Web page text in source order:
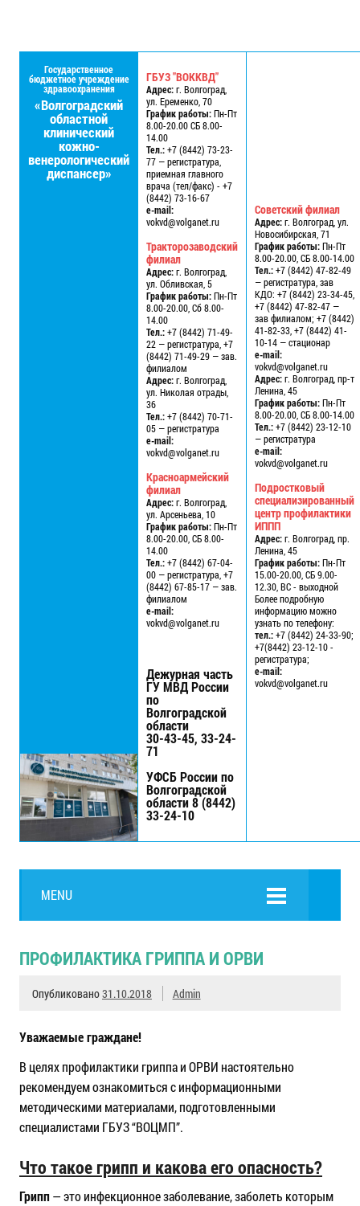
Государственное
бюджетное учреждение
здравоохранения
«Волгоградский
областной
клинический
кожно-
венерологический
диспансер»
ГБУЗ "ВОККВД"
Адрес:г. Волгоград,
ул. Еременко, 70
График работы:Пн-Пт
8.00-20.00 СБ 8.00-
14.00
Тел.:+7 (8442) 73-23-
77 — регистратура,
приемная главного
врача (тел/факс) - +7
(8442) 73-16-67
e-mail:
vokvd@volganet.ru
Тракторозаводский
филиал
Адрес:г. Волгоград,
ул. Обливская, 5
График работы:Пн-Пт
8.00-20.00, Сб 8.00-
14.00
Тел.:+7 (8442) 71-49-
22 — регистратура, +7
(8442) 71-49-29 — зав.
филиалом
Адрес:г. Волгоград,
ул. Николая отрады,
36
Тел.:+7 (8442) 70-71-
05 — регистратура
e-mail:
vokvd@volganet.ru
Красноармейский
филиал
Адрес:г. Волгоград,
ул. Арсеньева, 10
График работы:Пн-Пт
8.00-20.00, СБ 8.00-
14.00
Тел.:+7 (8442) 67-04-
00 — регистратура, +7
(8442) 67-85-17 — зав.
филиалом
e-mail:
vokvd@volganet.ru
Дежурная часть
ГУ МВД России
по
Волгоградской
области
30-43-45, 33-24-
71
УФСБ России по
Волгоградской
области 8 (8442)
33-24-10
Советский филиал
Адрес:г. Волгоград, ул.
Новосибирская, 71
График работы:Пн-Пт
8.00-20.00, СБ 8.00-14.00
Тел.:+7 (8442) 47-82-49
— регистратура, зав
КДО: +7 (8442) 23-34-45,
+7 (8442) 47-82-47 —
зав филиалом; +7 (8442)
41-82-33, +7 (8442) 41-
10-14 — стационар
e-mail:
vokvd@volganet.ru
Адрес:г. Волгоград, пр-т
Ленина, 45
График работы:Пн-Пт
8.00-20.00, СБ 8.00-14.00
Тел.:+7 (8442) 23-12-10
— регистратура
e-mail:
vokvd@volganet.ru
Подростковый
специализированный
центр профилактики
ИППП
Адрес:г. Волгоград, пр.
Ленина, 45
График работы:Пн-Пт
15.00-20.00, СБ 9.00-
12.30, ВС - выходной
Более подробную
информацию можно
узнать по телефону:
тел.:+7 (8442) 24-33-90;
+7(8442) 23-12-10 -
регистратура;
e-mail:
vokvd@volganet.ru
MENU
ПРОФИЛАКТИКА ГРИППА И ОРВИ
Опубликовано31.10.2018 Admin
Уважаемые граждане!
В целях профилактики гриппа и ОРВИ настоятельно
рекомендуем ознакомиться с информационными
методическими материалами, подготовленными
специалистами ГБУЗ “ВОЦМП”.
Что такое грипп и какова его опасность?
Грипп— это инфекционное заболевание, заболеть которым